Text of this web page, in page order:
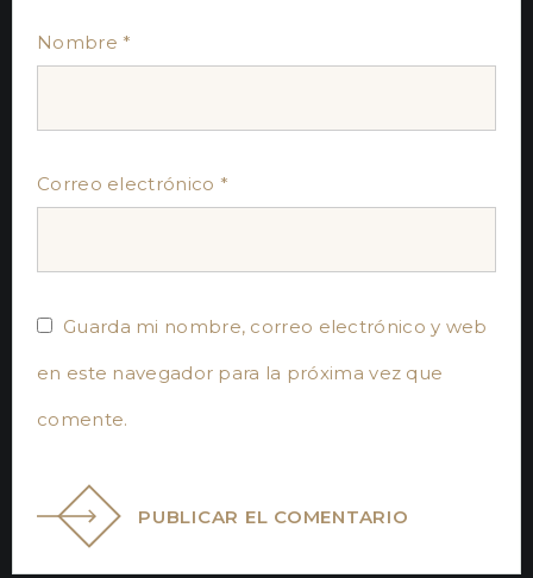
Nombre *
Correo electrónico *
Guarda mi nombre, correo electrónico y web
en este navegador para la próxima vez que
comente.
PUBLICAR EL COMENTARIO